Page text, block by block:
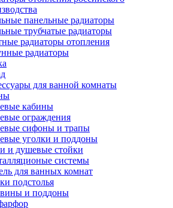
панельные радиаторы
трубчатые радиаторы
радиаторы отопления
радиаторы
для ванной комнаты
кабины
ограждения
сифоны и трапы
уголки и поддоны
и душевые стойки
системы
для ванных комнат
подстолья
и поддоны